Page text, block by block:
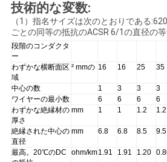
ニ
ュ
ー
ス
引
用
技術的な変数:
（1）指名サイズは次のとおりである
ごとの同等の抵抗のACSR 6/1の直径の等
段階のコンダクタ
ー
わずかな横断面区
域
² mmの 16 16 25 35
中心の数 1 3 3 3
ワイヤーの最小数
6 6 6 6
わずかな絶縁材の
厚さ
mm 1 1 1.2 1.2
絶縁された中心の
直径
mm 6.8 6.8 8.5 9.5
最高。20℃のDC
ohm/km1.91 1.91 1.20